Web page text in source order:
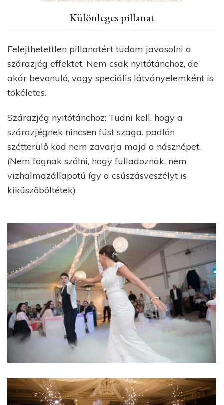
Különleges pillanat
Felejthetettlen pillanatért tudom javasolni a
szárazjég effektet. Nem csak nyitótánchoz, de
akár bevonuló, vagy speciális látványelemként is
tökéletes.
Szárazjég nyitótánchoz: Tudni kell, hogy a
szárazjégnek nincsen füst szaga. padlón
szétterülő köd nem zavarja majd a násznépet.
(Nem fognak szólni, hogy fulladoznak, nem
vizhalmazállapotú így a csúszásveszélyt is
kiküszöböltétek)